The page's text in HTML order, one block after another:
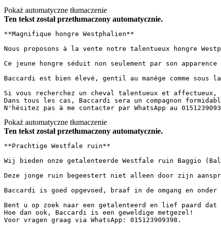
Pokaż automatyczne tłumaczenie
Ten tekst został przetłumaczony automatycznie.
**Magnifique hongre Westphalien**
Nous proposons à la vente notre talentueux hongre
Ce jeune hongre séduit non seulement par son
Baccardi est bien élevé, gentil au manège comme
Si vous recherchez un cheval talentueux et
Dans tous les cas, Baccardi sera un compagnon
N'hésitez pas à me contacter par WhatsApp au
Pokaż automatyczne tłumaczenie
Ten tekst został przetłumaczony automatycznie.
**Prachtige Westfale ruin**
Wij bieden onze getalenteerde Westfale ruin Baggio
Deze jonge ruin begeestert niet alleen door zijn
Baccardi is goed opgevoed, braaf in de omgang en
Bent u op zoek naar een getalenteerd en lief paard
Hoe dan ook, Baccardi is een geweldige metgezel!
Voor vragen graag via WhatsApp: 015123909398.